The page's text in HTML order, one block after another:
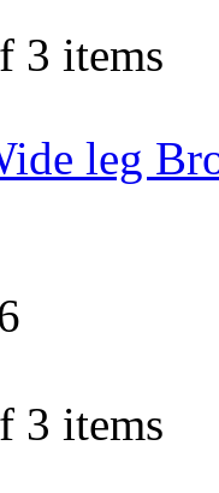
3 items
leg
3 items